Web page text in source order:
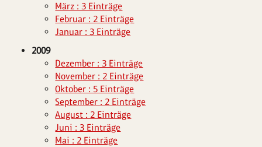
März : 3 Einträge
Februar : 2 Einträge
Januar : 3 Einträge
2009
Dezember : 3 Einträge
November : 2 Einträge
Oktober : 5 Einträge
September : 2 Einträge
August : 2 Einträge
Juni : 3 Einträge
Mai : 2 Einträge